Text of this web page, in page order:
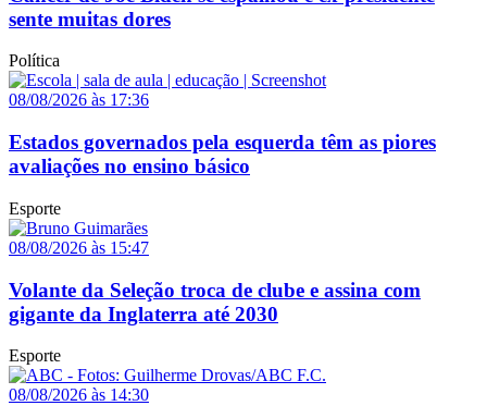
sente muitas dores
Política
08/08/2026 às 17:36
Estados governados pela esquerda têm as piores
avaliações no ensino básico
Esporte
08/08/2026 às 15:47
Volante da Seleção troca de clube e assina com
gigante da Inglaterra até 2030
Esporte
08/08/2026 às 14:30